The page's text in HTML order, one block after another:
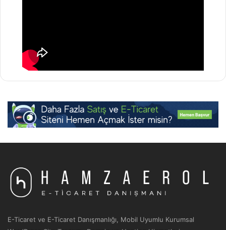
E-Ticaret ve E-Ticaret Danışmanlığı, Mobil Uyumlu Kurumsal